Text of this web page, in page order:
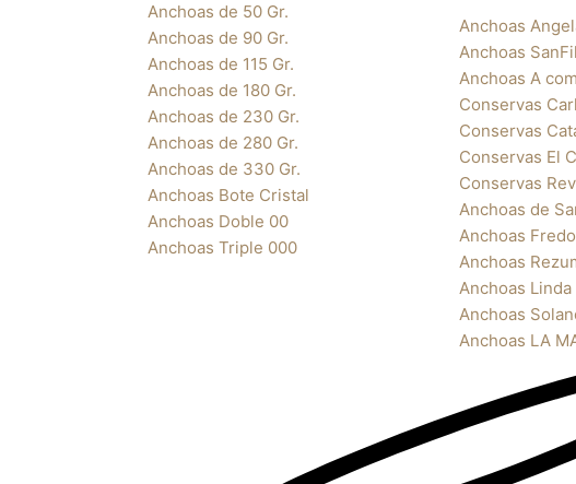
Anchoas de 50 Gr.
Anchoas de 90 Gr.
Anchoas de 115 Gr.
Anchoas de 180 Gr.
Anchoas de 230 Gr.
Anchoas de 280 Gr.
Anchoas de 330 Gr.
Anchoas Bote Cristal
Anchoas Doble 00
Anchoas Triple 000
Anchoas
Anchoas
Anchoas A
Conservas
Conservas
Conservas El
Conservas
Anchoas de
Anchoas Fredo
Anchoas
Anchoas Linda
Anchoas
Anchoas LA